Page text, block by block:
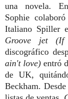
una novela.
Sophie
Italiano Spiller
Groove jet
discográfico
ain't love)entró
de UK,
Beckham.